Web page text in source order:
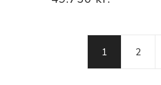
1 2